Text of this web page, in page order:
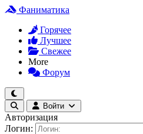
Фаниматика
Горячее
Лучшее
Свежее
More
Форум
Войти
Авторизация
Логин: